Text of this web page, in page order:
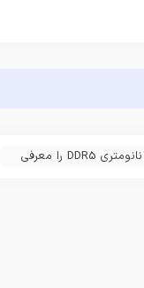
سامسونگ اولین رم 12 نانومتری DDR5 را معرفی